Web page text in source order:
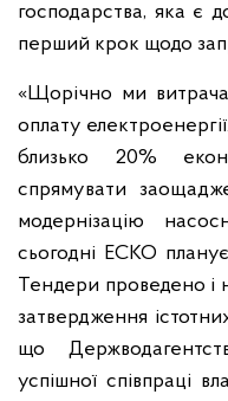
господарства, яка є
перший крок щодо
«Щорічно ми
оплату
близько 20%
спрямувати
модернізацію
сьогодні ЕСКО
Тендери проведено і
затвердження
що
успішної співпраці